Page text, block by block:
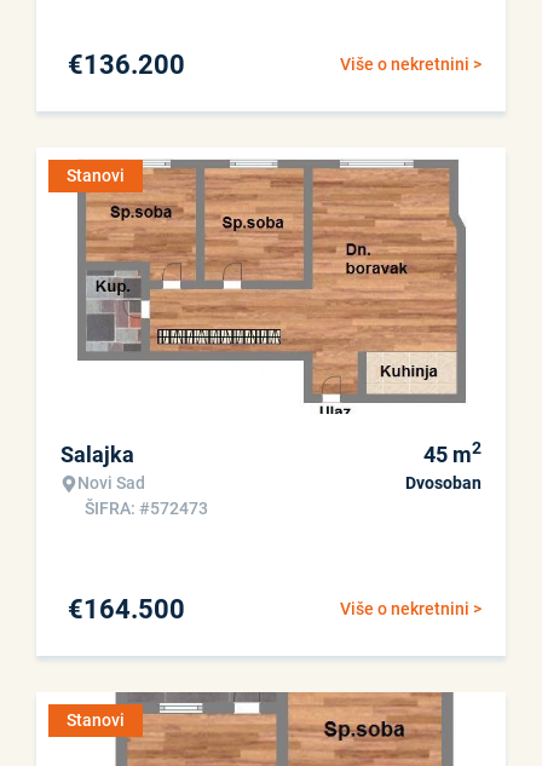
Više o nekretnini >
€136.200
Stanovi
Salajka
Novi Sad
ŠIFRA: #572473
45 m2
Dvosoban
Više o nekretnini >
€164.500
Stanovi